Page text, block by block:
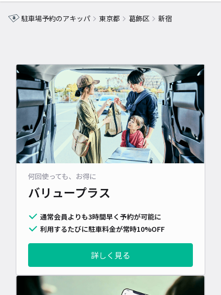
駐車場予約のアキッパ 東京都 葛飾区 新宿
何回使っても、お得に
バリュープラス
通常会員よりも3時間早く予約が可能に
利用するたびに駐車料金が常時10%OFF
詳しく見る